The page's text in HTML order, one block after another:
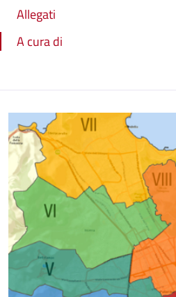
Allegati
A cura di